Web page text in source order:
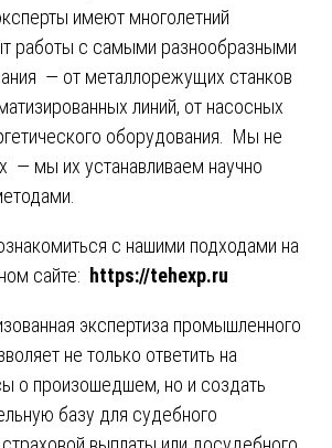
имеют многолетний
работы с самыми разнообразными
— от металлорежущих станков
линий, от насосных
оборудования. Мы не
— мы их устанавливаем научно
с нашими подходами на
сайте: https://tehexp.ru
экспертиза промышленного
не только ответить на
о произошедшем, но и создать
базу для судебного